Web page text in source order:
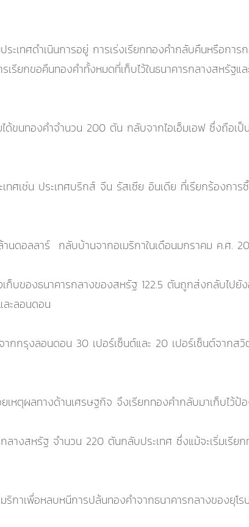
ระเทศดำเนินการอยู่ การเร่งเรียกทองคำกลับคืนหรือกา
ยกขอคืนทองคำทั้งหมดที่เก็บไว้ในธนาคารกลางสหรัฐแ
ขนทองคำจำนวน 200 ตัน กลับจากไอเอ็มเอฟ ซึ่งถือเ
ทศเช่น ประเทศบริกส์ จีน รัสเซีย อินเดีย ที่เรียกร้องกา
นดอลลาร์ กลับบ้านจากอเมริกาในเดือนมกราคม ค.ศ.
บของธนาคารกลางของสหรัฐ 122.5 ตันถูกส่งกลับไปยั
ละลอนดอน
กรุงลอนดอน 30 เปอร์เซ็นต์และ 20 เปอร์เซ็นต์จากส
ตุผลทางด้านเศรษฐกิจ จึงเรียกทองคำกลับมาเก็บไว้ป้
ลางสหรัฐ จำนวน 220 ตันกลับประเทศ ซึ่งแม้จะเริ่มเรี
ริกาเพื่อหลบหนีการปล้นทองคำจากธนาคารกลางของยุโ